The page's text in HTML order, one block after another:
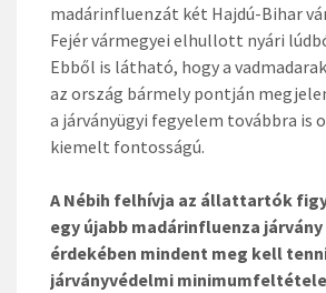
madárinfluenzát két Hajdú-Bihar
Fejér vármegyei elhullott nyári
Ebből is látható, hogy a
az ország bármely pontján
a járványügyi fegyelem továbbra is
kiemelt fontosságú.
A Nébih felhívja az állattartók
egy újabb madárinfluenza
érdekében mindent meg kell
járványvédelmi